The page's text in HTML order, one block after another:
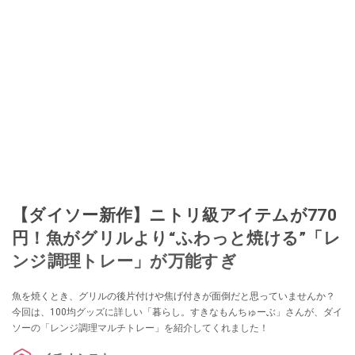
【ダイソー新作】ニトリ級アイテムが770
円！魚がグリルより“ふわっと焼ける”「レ
ンジ調理トレー」が万能すぎ
魚を焼くとき、グリルの後片付けや焦げ付きが面倒だと思っていませんか？
今回は、100均グッズに詳しい「暮らし。すきなもんちゅーぶ」さんが、ダイ
ソーの「レンジ調理マルチトレー」を紹介してくれました！